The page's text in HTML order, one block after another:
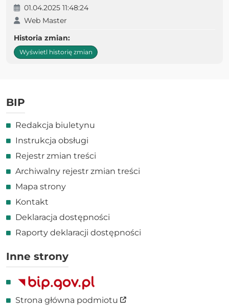
01.04.2025 11:48:24
Web Master
Historia zmian:
Wyświetl historię zmian
BIP
Redakcja biuletynu
Instrukcja obsługi
Rejestr zmian treści
Archiwalny rejestr zmian treści
Mapa strony
Kontakt
Deklaracja dostępności
Raporty deklaracji dostępności
Inne strony
Strona główna podmiotu Link zewnętrzny